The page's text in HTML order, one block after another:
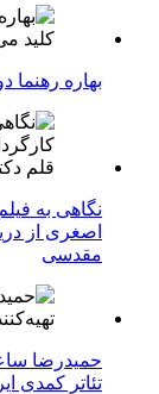
بهاره رهنما
نگاهی به
اصغری از
مقدسی
حمیدرضا
تئاتر کمدی